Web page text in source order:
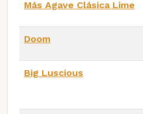
Más Agave Clásica Lime
Doom
Big Luscious